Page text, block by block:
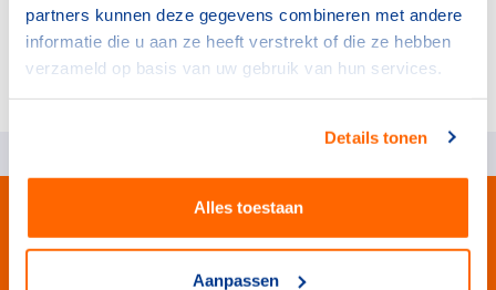
partners kunnen deze gegevens combineren met andere
informatie die u aan ze heeft verstrekt of die ze hebben
verzameld op basis van uw gebruik van hun services.
Details tonen
Alles toestaan
Aanpassen
Voor vragen over deze specifieke richtlijnen neem
contact op met de medische staf:
topsportmedisch@nocnsf.nl.